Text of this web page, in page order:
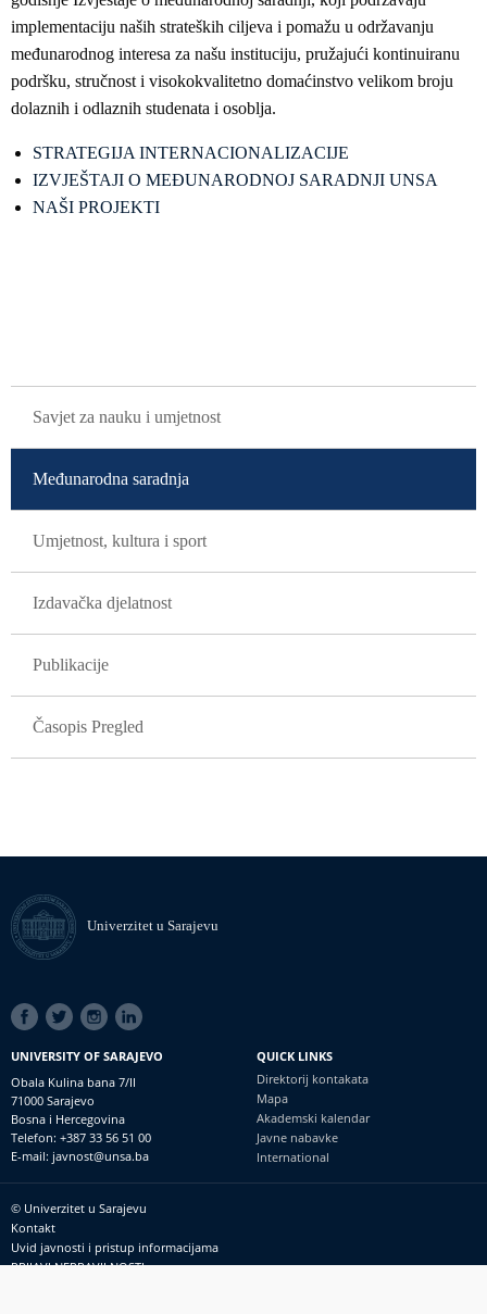
implementaciju naših strateških ciljeva i pomažu u održavanju
međunarodnog interesa za našu instituciju, pružajući kontinuiranu
podršku, stručnost i visokokvalitetno domaćinstvo velikom broju
dolaznih i odlaznih studenata i osoblja.
STRATEGIJA INTERNACIONALIZACIJE
IZVJEŠTAJI O MEĐUNARODNOJ SARADNJI UNSA
NAŠI PROJEKTI
Savjet za nauku i umjetnost
Međunarodna saradnja
Umjetnost, kultura i sport
Izdavačka djelatnost
Publikacije
Časopis Pregled
Univerzitet u Sarajevu
SOCIAL
LINKS
UNIVERSITY OF SARAJEVO
Obala Kulina bana 7/II
71000 Sarajevo
Bosna i Hercegovina
Telefon: +387 33 56 51 00
E-mail: javnost@unsa.ba
QUICK LINKS
Direktorij kontakata
Mapa
Akademski kalendar
Javne nabavke
International
Footer
meni
© Univerzitet u Sarajevu
Kontakt
Uvid javnosti i pristup informacijama
PRIJAVI NEPRAVILNOSTI